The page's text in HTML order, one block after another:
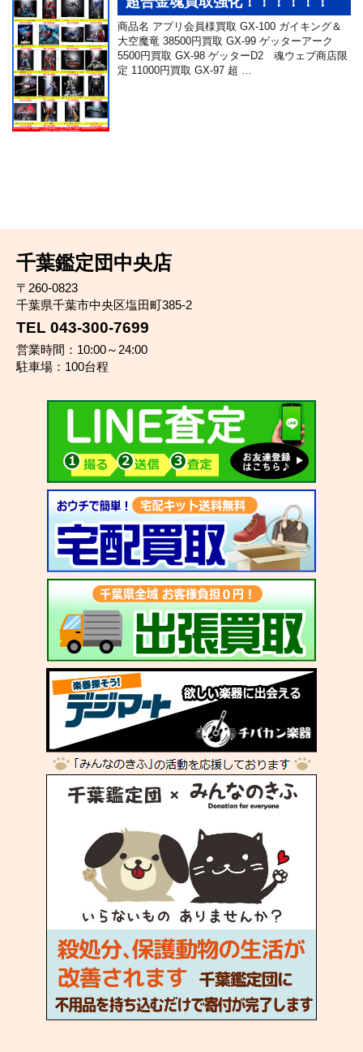
商品名 アプリ会員様買取 GX-100 ガイキング＆
大空魔竜 38500円買取 GX-99 ゲッターアーク
5500円買取 GX-98 ゲッターD2 魂ウェブ商店限
定 11000円買取 GX-97 超 …
千葉鑑定団中央店
〒260-0823
千葉県千葉市中央区塩田町385-2
TEL 043-300-7699
営業時間：10:00～24:00
駐車場：100台程